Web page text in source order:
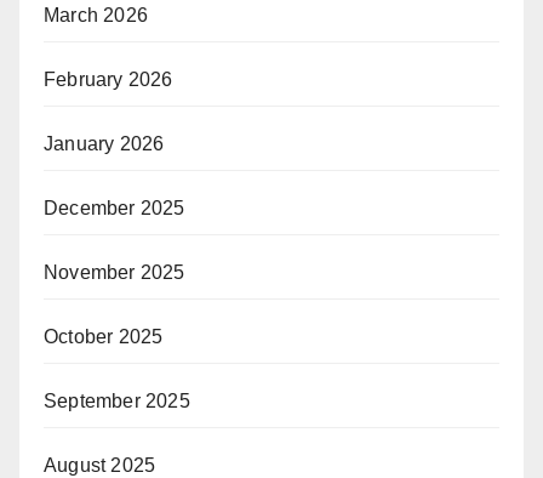
March 2026
February 2026
January 2026
December 2025
November 2025
October 2025
September 2025
August 2025